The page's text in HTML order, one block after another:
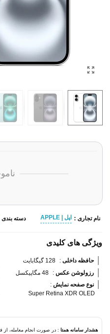
نام تجاری : اپل | APPLE دسته بندی
ویژگی های کلیدی
حافظه داخلی : 128 گیگابایت
رزولوشن عکس : 48 مگاپیکسل
نوع صفحه نمایش :
Super Retina XDR OLED
هشدار سامانه همتا : در صورت انجام معامله، از